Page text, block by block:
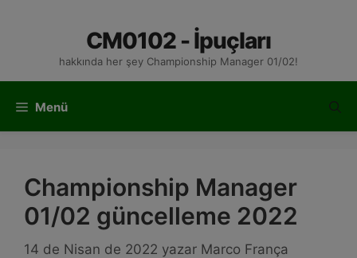
CM0102 - İpuçları
hakkında her şey Championship Manager 01/02!
Menü
Championship Manager
01/02 güncelleme 2022
14 de Nisan de 2022 yazar Marco França